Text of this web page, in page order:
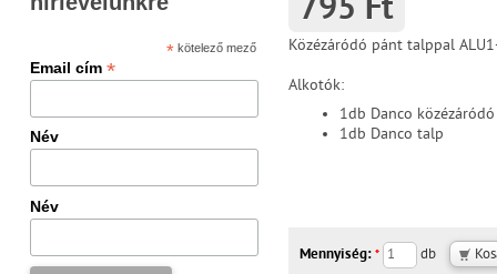
795 Ft
Közézáródó pánt talppal
Alkotók:
1db Danco
1db Danco talp
Mennyiség: * db
* kötelező mező
Email cím *
Név
Név